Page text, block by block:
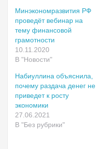
Минэкономразвития РФ
проведёт вебинар на
тему финансовой
грамотности
10.11.2020
В "Новости"
Набиуллина объяснила,
почему раздача денег не
приведет к росту
экономики
27.06.2021
В "Без рубрики"